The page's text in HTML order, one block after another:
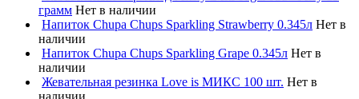
грамм Нет в наличии
Напиток Chupa Chups Sparkling Strawberry 0.345л Нет в
наличии
Напиток Chupa Chups Sparkling Grape 0.345л Нет в
наличии
Жевательная резинка Love is МИКС 100 шт. Нет в
наличии